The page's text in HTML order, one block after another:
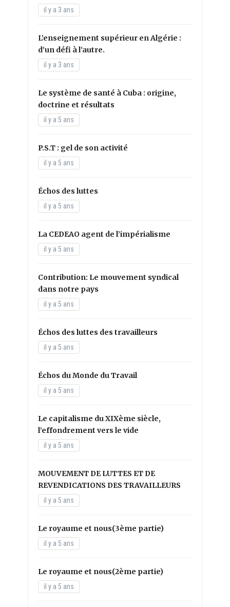
il y a 3 ans
L’enseignement supérieur en Algérie :
d’un défi à l’autre.
il y a 3 ans
Le système de santé à Cuba : origine,
doctrine et résultats
il y a 5 ans
P.S.T : gel de son activité
il y a 5 ans
Échos des luttes
il y a 5 ans
La CEDEAO agent de l’impérialisme
il y a 5 ans
Contribution: Le mouvement syndical
dans notre pays
il y a 5 ans
Échos des luttes des travailleurs
il y a 5 ans
Échos du Monde du Travail
il y a 5 ans
Le capitalisme du XIXème siècle,
l’effondrement vers le vide
il y a 5 ans
MOUVEMENT DE LUTTES ET DE
REVENDICATIONS DES TRAVAILLEURS
il y a 5 ans
Le royaume et nous(3ème partie)
il y a 5 ans
Le royaume et nous(2ème partie)
il y a 5 ans